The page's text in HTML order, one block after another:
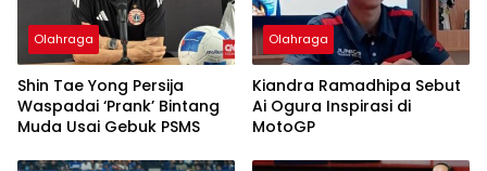
Olahraga
Shin Tae Yong Persija
Waspadai ‘Prank’ Bintang
Muda Usai Gebuk PSMS
Olahraga
Kiandra Ramadhipa Sebut
Ai Ogura Inspirasi di
MotoGP